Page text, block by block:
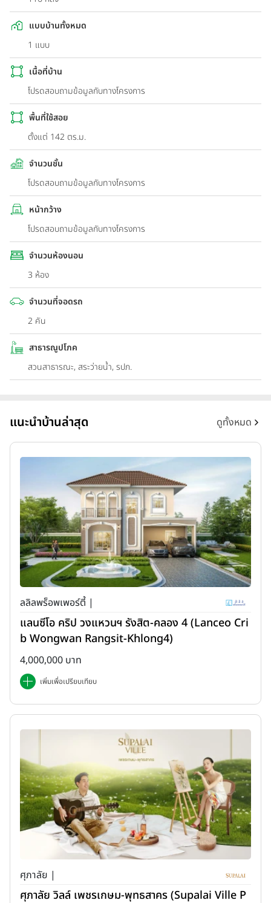
แบบบ้านทั้งหมด
1 แบบ
เนื้อที่บ้าน
โปรดสอบถามข้อมูลกับทางโครงการ
พื้นที่ใช้สอย
ตั้งแต่ 142 ตร.ม.
จำนวนชั้น
โปรดสอบถามข้อมูลกับทางโครงการ
หน้ากว้าง
โปรดสอบถามข้อมูลกับทางโครงการ
จำนวนห้องนอน
3 ห้อง
จำนวนที่จอดรถ
2 คัน
สาธารณูปโภค
สวนสาธารณะ, สระว่ายน้ำ, รปภ.
แนะนำบ้านล่าสุด ดูทั้งหมด
ลลิลพร็อพเพอร์ตี้ |
แลนซีโอ คริป วงแหวนฯ รังสิต-คลอง 4 (Lanceo Cri
b Wongwan Rangsit-Khlong4)
4,000,000 บาท
เพิ่มเพื่อเปรียบเทียบ
ศุภาลัย |
ศุภาลัย วิลล์ เพชรเกษม-พุทธสาคร (Supalai Ville P